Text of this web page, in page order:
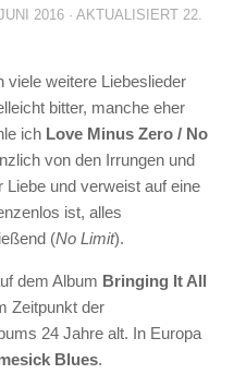
2016 · AKTUALISIERT 22.
viele weitere Liebeslieder
bitter, manche eher
ich Love Minus Zero / No
von den Irrungen und
und verweist auf eine
ist, alles
(No Limit).
dem Album Bringing It All
Zeitpunkt der
24 Jahre alt. In Europa
Blues.